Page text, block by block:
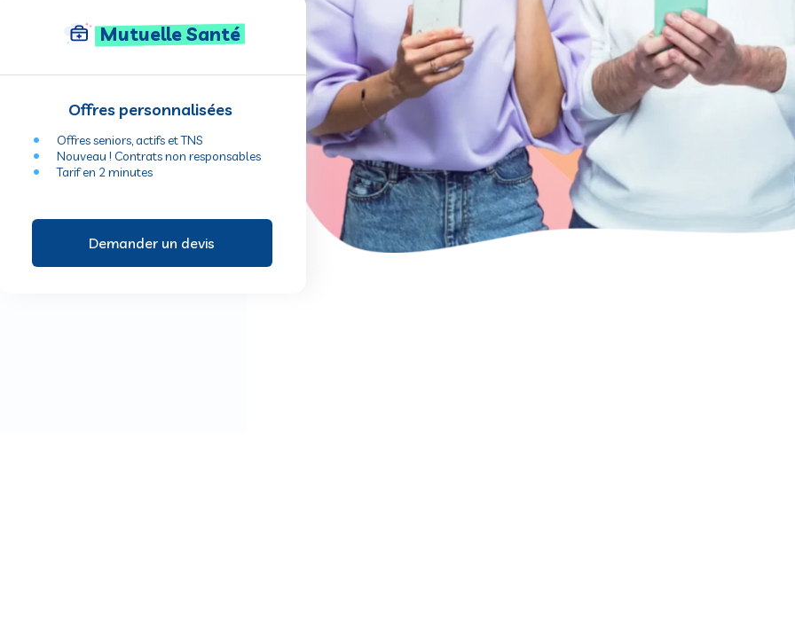
Mutuelle Santé
Offres personnalisées
Offres seniors, actifs et TNS
Nouveau ! Contrats non responsables
Tarif en 2 minutes
Demander un devis